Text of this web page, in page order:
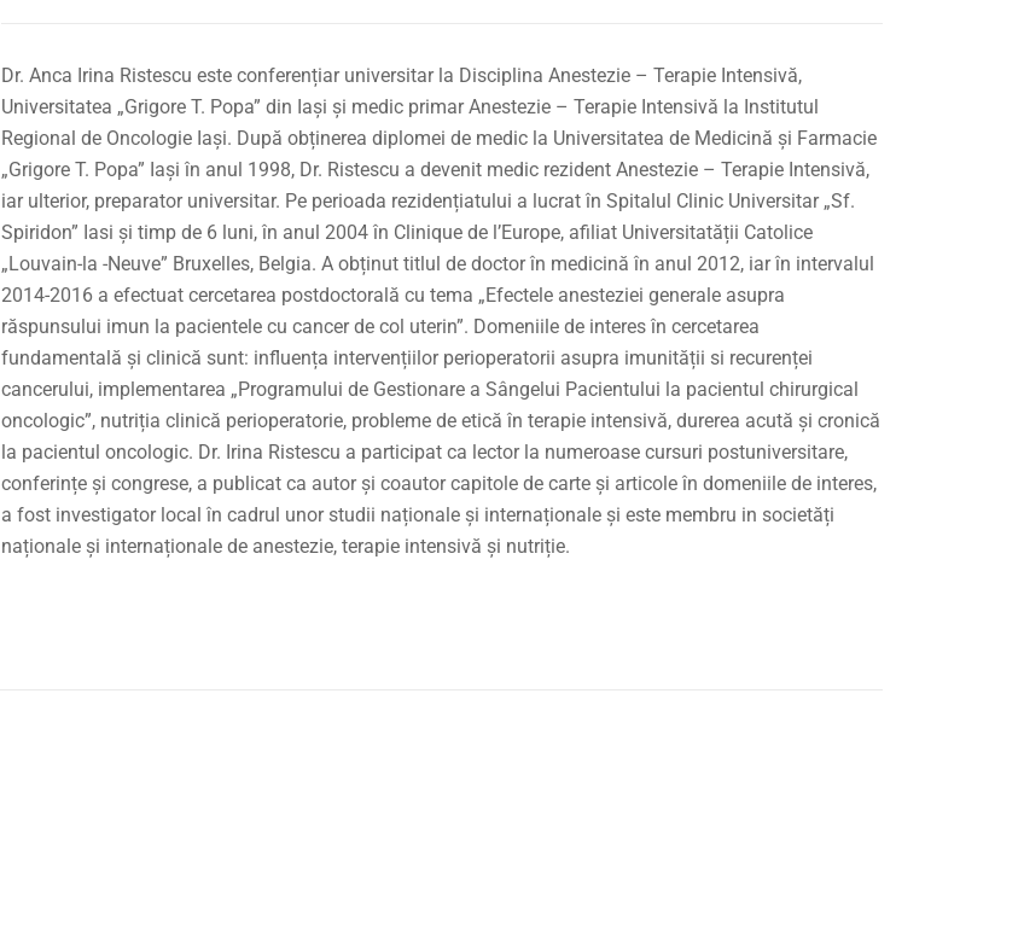
Dr. Anca Irina Ristescu este conferențiar universitar la Disciplina Anestezie – Terapie Intensivă,
Universitatea „Grigore T. Popa” din Iași și medic primar Anestezie – Terapie Intensivă la Institutul
Regional de Oncologie Iași. După obținerea diplomei de medic la Universitatea de Medicină și Farmacie
„Grigore T. Popa” Iași în anul 1998, Dr. Ristescu a devenit medic rezident Anestezie – Terapie Intensivă,
iar ulterior, preparator universitar. Pe perioada rezidențiatului a lucrat în Spitalul Clinic Universitar „Sf.
Spiridon” Iasi și timp de 6 luni, în anul 2004 în Clinique de l’Europe, afiliat Universitatății Catolice
„Louvain-la -Neuve” Bruxelles, Belgia. A obținut titlul de doctor în medicină în anul 2012, iar în intervalul
2014-2016 a efectuat cercetarea postdoctorală cu tema „Efectele anesteziei generale asupra
răspunsului imun la pacientele cu cancer de col uterin”. Domeniile de interes în cercetarea
fundamentală și clinică sunt: influența intervențiilor perioperatorii asupra imunității si recurenței
cancerului, implementarea „Programului de Gestionare a Sângelui Pacientului la pacientul chirurgical
oncologic”, nutriția clinică perioperatorie, probleme de etică în terapie intensivă, durerea acută și cronică
la pacientul oncologic. Dr. Irina Ristescu a participat ca lector la numeroase cursuri postuniversitare,
conferințe și congrese, a publicat ca autor și coautor capitole de carte și articole în domeniile de interes,
a fost investigator local în cadrul unor studii naționale și internaționale și este membru in societăți
naționale și internaționale de anestezie, terapie intensivă și nutriție.